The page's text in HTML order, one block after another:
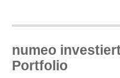
numeo
Portfolio